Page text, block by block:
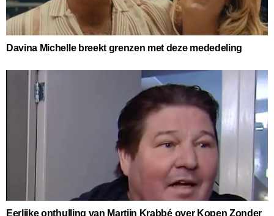
Davina Michelle breekt grenzen met deze mededeling
Eerlijke onthulling van Martijn Krabbé over Kopen Zonder